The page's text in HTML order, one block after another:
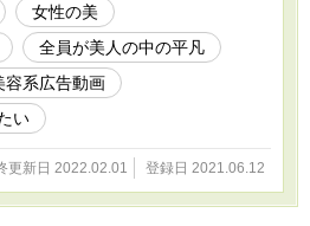
女性の美
全員が美人の中の平凡
容系広告動画
い
更新日 2022.02.01 登録日 2021.06.12